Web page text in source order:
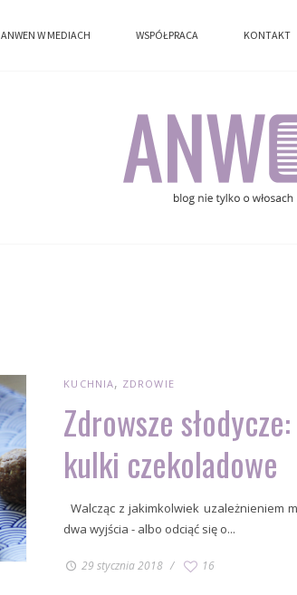
ANWEN W MEDIACH WSPÓŁPRACA KONTAKT
ANWEN W MEDIACH WSPÓŁPRACA KONTAKT
KUCHNIA ZDROWIE
Zdrowsze
kulki czekoladowe
Walcząc z jakimkolwiek uzależnieniem
dwa wyjścia - albo odciąć się o...
29 stycznia 2018 16